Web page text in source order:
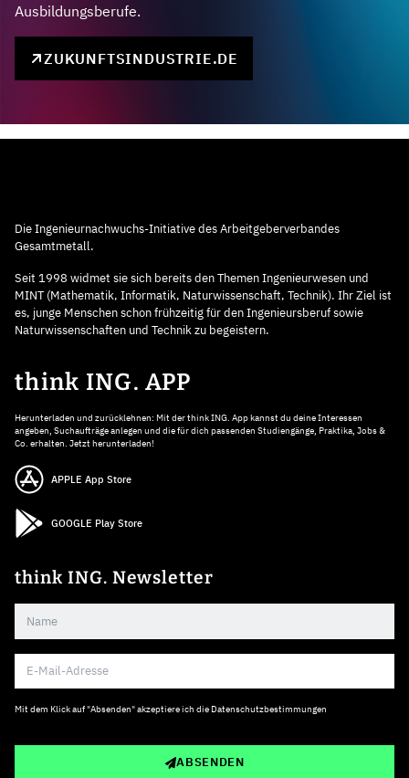
Ausbildungsberufe.
ZUKUNFTSINDUSTRIE.DE
Die Ingenieurnachwuchs-Initiative des Arbeitgeberverbandes
Gesamtmetall.
Seit 1998 widmet sie sich bereits den Themen Ingenieurwesen und
MINT (Mathematik, Informatik, Naturwissenschaft, Technik). Ihr Ziel ist
es, junge Menschen schon frühzeitig für den Ingenieursberuf sowie
Naturwissenschaften und Technik zu begeistern.
think ING. APP
Herunterladen und zurücklehnen: Mit der think ING. App kannst du deine Interessen
angeben, Suchaufträge anlegen und die für dich passenden Studiengänge, Praktika, Jobs &
Co. erhalten. Jetzt herunterladen!
APPLE App Store
GOOGLE Play Store
think ING. Newsletter
Mit dem Klick auf "Absenden" akzeptiere ich die Datenschutzbestimmungen
ABSENDEN